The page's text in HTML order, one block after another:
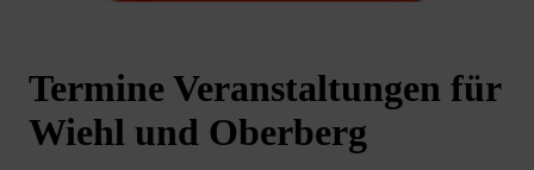
Termine Veranstaltungen für
Wiehl und Oberberg